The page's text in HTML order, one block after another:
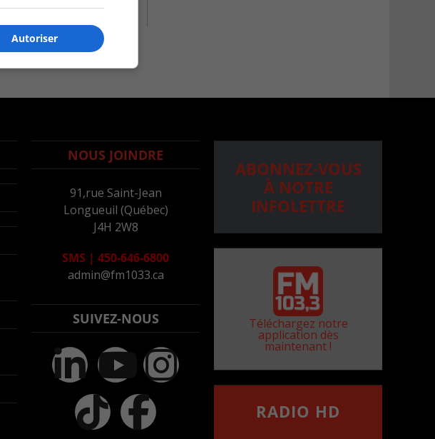
NOUS JOINDRE
91,rue Saint-Jean
Longueuil (Québec)
J4H 2W8
SMS | 450-646-6800
admin@fm1033.ca
SUIVEZ-NOUS
ABONNEZ-VOUS
À NOTRE
INFOLETTRE
Téléchargez notre
application dès
maintenant !
RADIO HD
Autoriser